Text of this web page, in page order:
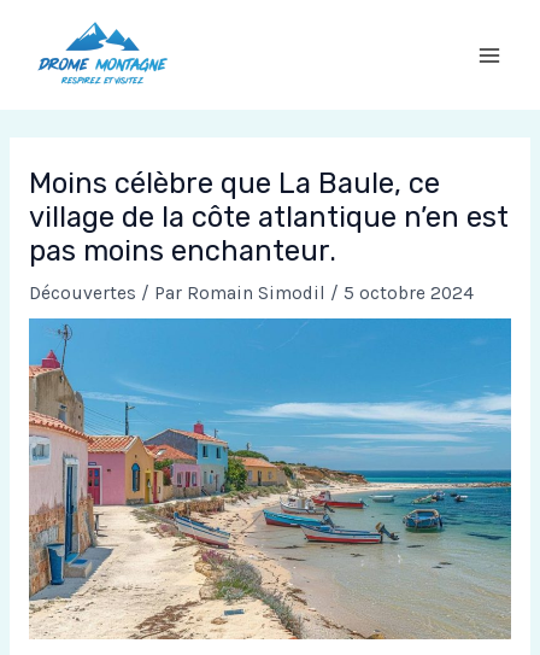
contenu
Moins célèbre que La Baule, ce
village de la côte atlantique n’en est
pas moins enchanteur.
Découvertes / Par Romain Simodil / 5 octobre 2024